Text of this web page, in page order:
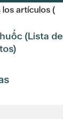
artículos(
(Lista de